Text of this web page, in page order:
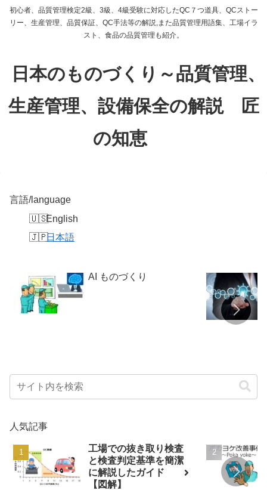
初心者、品質管理検定2級、3級、4級受験に対応したQC７つ道具、QCストー
リー、生産管理、品質保証、QC手法等の解説,また品質管理用語集、工場イラ
スト、食品の品質管理も紹介。
日本のものづくり～品質管理、
生産管理、設備保全の解説 匠
の知恵
言語/language
English
日本語
AI ものづくり
人気記事
工場での抜き取り検査
と検査判定基準を簡潔
に解説したガイド
【図解】